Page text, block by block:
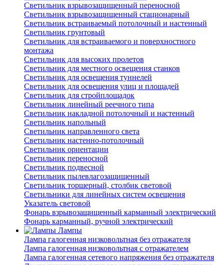
Светильник взрывозащищенный переносной
Светильник взрывозащищенный стационарный
Светильник встраиваемый потолочный и настенный
Светильник грунтовый
Светильник для встраиваемого и поверхностного
монтажа
Светильник для высоких пролетов
Светильник для местного освещения станков
Светильник для освещения туннелей
Светильник для освещения улиц и площадей
Светильник для стройплощадок
Светильник линейный реечного типа
Светильник накладной потолочный и настенный
Светильник напольный
Светильник направленного света
Светильник настенно-потолочный
Светильник ориентации
Светильник переносной
Светильник подвесной
Светильник пылевлагозащищенный
Светильник торшерный, столбик световой
Светильники для линейных систем освещения
Указатель световой
Фонарь взрывозащищенный карманный электрический
Фонарь карманный, ручной электрический
Лампы
Лампа галогенная низковольтная без отражателя
Лампа галогенная низковольтная с отражателем
Лампа галогенная сетевого напряжения без отражателя